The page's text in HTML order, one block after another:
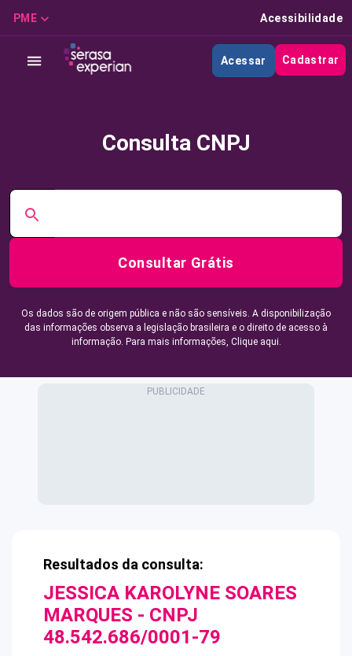
PME Acessibilidade
Acessar Cadastrar
Consulta CNPJ
Consultar Grátis
Os dados são de origem pública e não são sensíveis. A disponibilização
das informações observa a legislação brasileira e o direito de acesso à
informação. Para mais informações, Clique aqui.
Resultados da consulta:
JESSICA KAROLYNE SOARES
MARQUES - CNPJ
48.542.686/0001-79